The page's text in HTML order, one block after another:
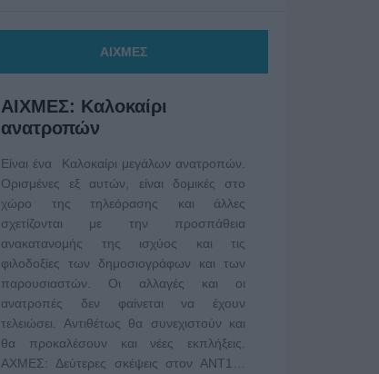
ΑΙΧΜΕΣ
ΑΙΧΜΕΣ: Καλοκαίρι
ανατροπών
Είναι ένα Καλοκαίρι μεγάλων ανατροπών.
Ορισμένες εξ αυτών, είναι δομικές στο
χώρο της τηλεόρασης και άλλες
σχετίζονται με την προσπάθεια
ανακατανομής της ισχύος και τις
φιλοδοξίες των δημοσιογράφων και των
παρουσιαστών. Οι αλλαγές και οι
ανατροπές δεν φαίνεται να έχουν
τελειώσει. Αντιθέτως θα συνεχιστούν και
θα προκαλέσουν και νέες εκπλήξεις.
ΑΧΜΕΣ: Δεύτερες σκέψεις στον ΑΝΤ1…